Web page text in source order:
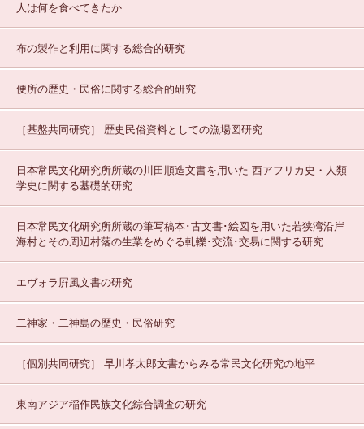
人は何を食べてきたか
布の製作と利用に関する総合的研究
便所の歴史・民俗に関する総合的研究
［基盤共同研究］ 歴史民俗資料としての漁場図研究
日本常民文化研究所所蔵の川田順造文書を用いた 西アフリカ史・人類
学史に関する基礎的研究
日本常民文化研究所所蔵の筆写稿本･古文書･絵図を用いた若狭湾沿岸
海村とその周辺村落の生業をめぐる軋轢･交流･交易に関する研究
エヴォラ屛風文書の研究
二神家・二神島の歴史・民俗研究
［個別共同研究］ 早川孝太郎文書からみる常民文化研究の地平
東南アジア稲作民族文化綜合調査の研究